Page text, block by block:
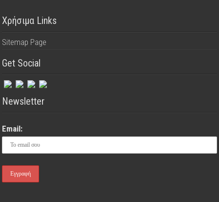
Χρήσιμα Links
Sitemap Page
Get Social
Newsletter
Email: